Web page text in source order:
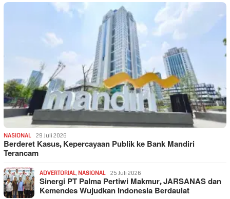
NASIONAL 29 Juli 2026
Berderet Kasus, Kepercayaan Publik ke Bank Mandiri
Terancam
ADVERTORIAL, NASIONAL 25 Juli 2026
Sinergi PT Palma Pertiwi Makmur, JARSANAS dan
Kemendes Wujudkan Indonesia Berdaulat